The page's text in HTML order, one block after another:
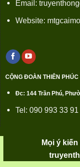
Email:
Website:
CỘNG ĐOÀN THIÊN
Đc: 144 Trần Phú,
Tel: 090 993 33 91
Mọi ý